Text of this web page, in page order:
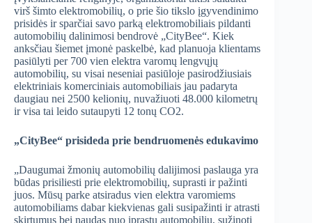
virš šimto elektromobilių, o prie šio tikslo įgyvendinimo
prisidės ir sparčiai savo parką elektromobiliais pildanti
automobilių dalinimosi bendrovė „CityBee“. Kiek
anksčiau šiemet įmonė paskelbė, kad planuoja klientams
pasiūlyti per 700 vien elektra varomų lengvųjų
automobilių, su visai neseniai pasiūloje pasirodžiusiais
elektriniais komerciniais automobiliais jau padaryta
daugiau nei 2500 kelionių, nuvažiuoti 48.000 kilometrų
ir visa tai leido sutaupyti 12 tonų CO2.
„CityBee“ prisideda prie bendruomenės edukavimo
„Daugumai žmonių automobilių dalijimosi paslauga yra
būdas prisiliesti prie elektromobilių, suprasti ir pažinti
juos. Mūsų parke atsiradus vien elektra varomiems
automobiliams dabar kiekvienas gali susipažinti ir atrasti
skirtumus bei naudas nuo įprastų automobilių, sužinoti